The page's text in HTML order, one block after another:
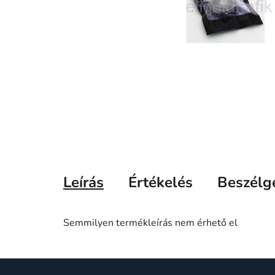
Leírás Értékelés
Semmilyen termékleírás nem érhető el